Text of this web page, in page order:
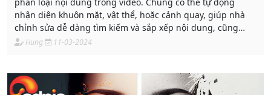
nhận diện khuôn mặt, vật thể, hoặc cảnh quay, giúp nhà
chỉnh sửa dễ dàng tìm kiếm và sắp xếp nội dung, cũng
như áp dụng các hiệu chỉnh tự động dựa trên nội dung.
Hung 11-03-2024